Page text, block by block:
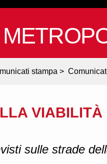
stampa >
VIABILITÀ
sulle strade